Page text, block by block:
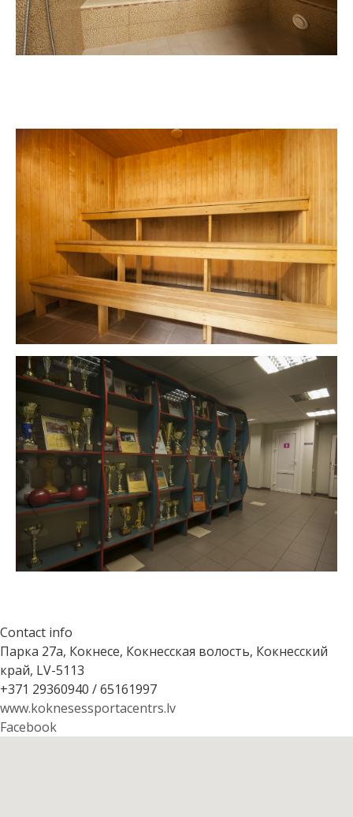
Contact info
Парка 27а, Кокнесе, Кокнесская волость, Кокнесский
край, LV-5113
+371 29360940 / 65161997
www.koknesessportacentrs.lv
Facebook